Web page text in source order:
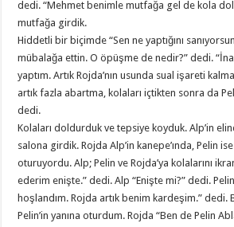
dedi. “Mehmet benimle mutfağa gel de kola
mutfağa girdik.
Hiddetli bir biçimde “Sen ne yaptığını
mübalağa ettin. O öpüşme de nedir?” dedi.
yaptım. Artık Rojda’nın usunda sual işareti
artık fazla abartma, kolaları içtikten sonra da
dedi.
Kolaları doldurduk ve tepsiye koyduk. Alp’in
salona girdik. Rojda Alp’in kanepe’ında, Pelin
oturuyordu. Alp; Pelin ve Rojda’ya kolalarını
ederim enişte.” dedi. Alp “Enişte mi?” dedi. Pelin
hoşlandım. Rojda artık benim kardeşim.” dedi.
Pelin’in yanına oturdum. Rojda “Ben de Pelin